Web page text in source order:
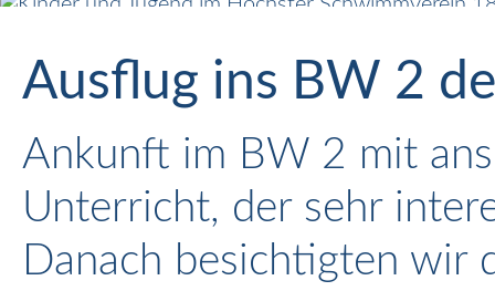
Ausflug ins BW 2
Ankunft im BW 2 mit
Unterricht, der sehr
Danach besichtigten wir